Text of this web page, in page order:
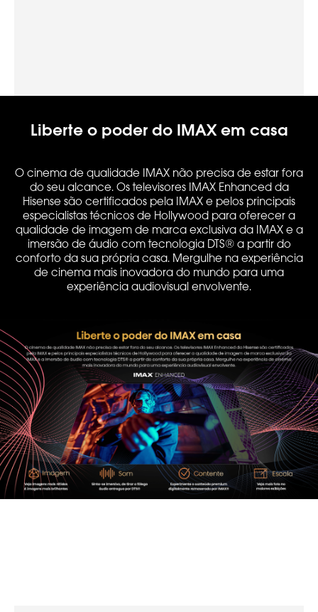
Liberte o poder do IMAX em casa
O cinema de qualidade IMAX não precisa de estar fora
do seu alcance. Os televisores IMAX Enhanced da
Hisense são certificados pela IMAX e pelos principais
especialistas técnicos de Hollywood para oferecer a
qualidade de imagem de marca exclusiva da IMAX e a
imersão de áudio com tecnologia DTS® a partir do
conforto da sua própria casa. Mergulhe na experiência
de cinema mais inovadora do mundo para uma
experiência audiovisual envolvente.